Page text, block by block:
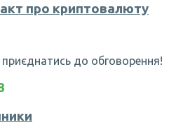
про криптовалюту
до обговорення!